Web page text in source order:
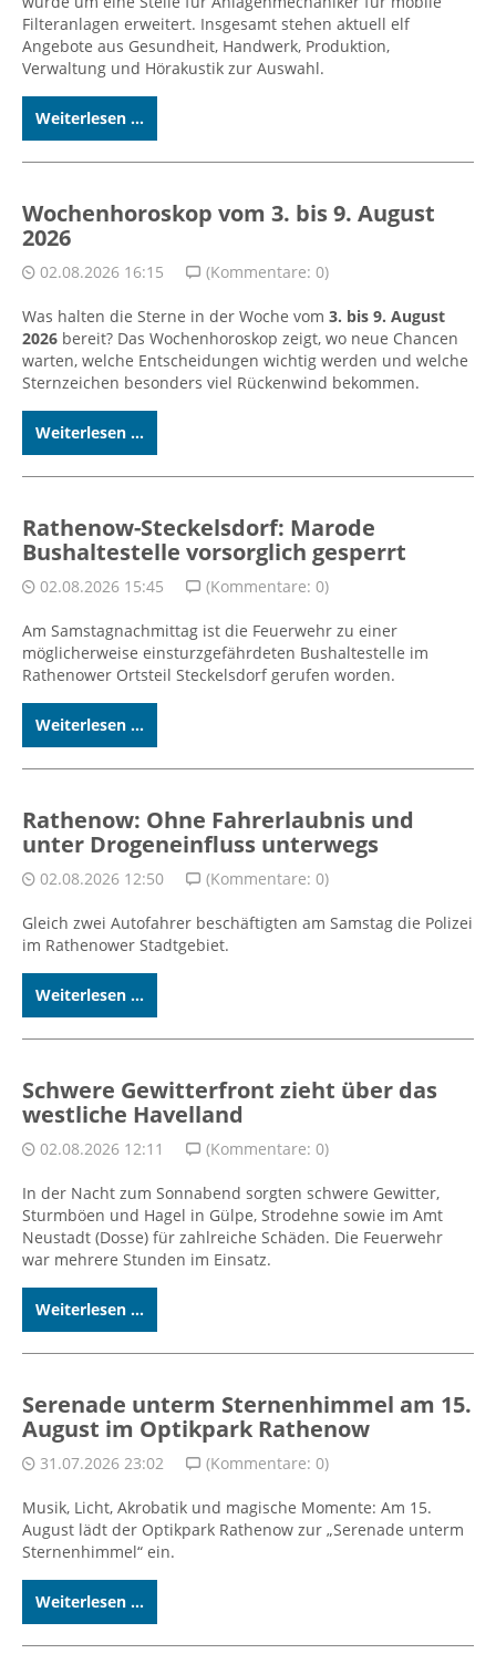
Filteranlagen erweitert. Insgesamt stehen aktuell elf
Angebote aus Gesundheit, Handwerk, Produktion,
Verwaltung und Hörakustik zur Auswahl.
Weiterlesen ...
Wochenhoroskop vom 3. bis 9. August
2026
02.08.2026 16:15 (Kommentare: 0)
Was halten die Sterne in der Woche vom 3. bis 9. August
2026 bereit? Das Wochenhoroskop zeigt, wo neue Chancen
warten, welche Entscheidungen wichtig werden und welche
Sternzeichen besonders viel Rückenwind bekommen.
Weiterlesen ...
Rathenow-Steckelsdorf: Marode
Bushaltestelle vorsorglich gesperrt
02.08.2026 15:45 (Kommentare: 0)
Am Samstagnachmittag ist die Feuerwehr zu einer
möglicherweise einsturzgefährdeten Bushaltestelle im
Rathenower Ortsteil Steckelsdorf gerufen worden.
Weiterlesen ...
Rathenow: Ohne Fahrerlaubnis und
unter Drogeneinfluss unterwegs
02.08.2026 12:50 (Kommentare: 0)
Gleich zwei Autofahrer beschäftigten am Samstag die Polizei
im Rathenower Stadtgebiet.
Weiterlesen ...
Schwere Gewitterfront zieht über das
westliche Havelland
02.08.2026 12:11 (Kommentare: 0)
In der Nacht zum Sonnabend sorgten schwere Gewitter,
Sturmböen und Hagel in Gülpe, Strodehne sowie im Amt
Neustadt (Dosse) für zahlreiche Schäden. Die Feuerwehr
war mehrere Stunden im Einsatz.
Weiterlesen ...
Serenade unterm Sternenhimmel am 15.
August im Optikpark Rathenow
31.07.2026 23:02 (Kommentare: 0)
Musik, Licht, Akrobatik und magische Momente: Am 15.
August lädt der Optikpark Rathenow zur „Serenade unterm
Sternenhimmel“ ein.
Weiterlesen ...